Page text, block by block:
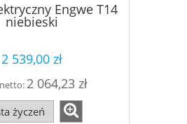
Engwe T14
niebieski
2 539,00 zł
2 064,23 zł
życzeń